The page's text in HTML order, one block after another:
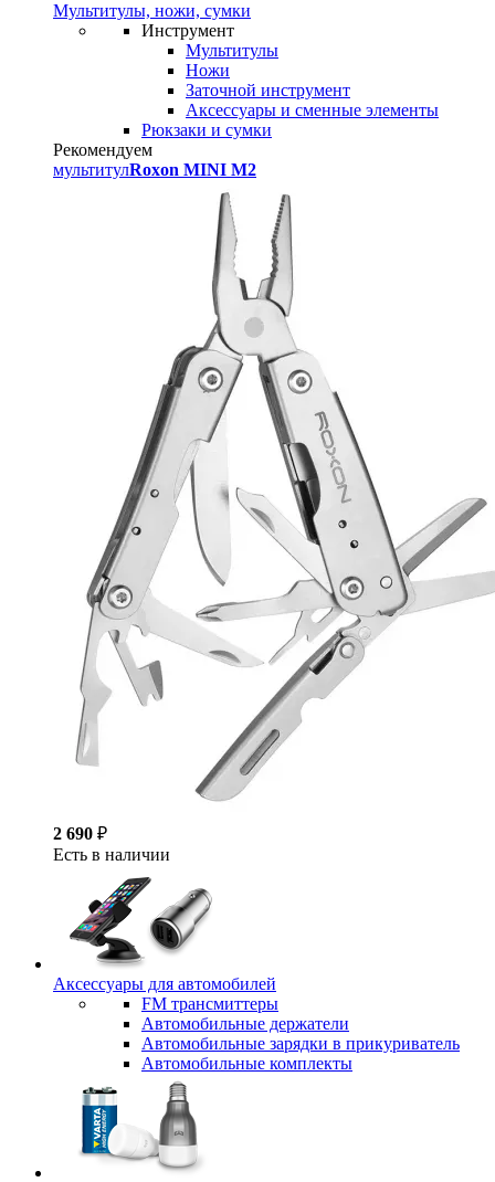
Мультитулы, ножи, сумки
Инструмент
Мультитулы
Ножи
Заточной инструмент
Аксессуары и сменные элементы
Рюкзаки и сумки
Рекомендуем
мультитулRoxon MINI M2
2 690 ₽
Есть в наличии
Аксессуары для автомобилей
FM трансмиттеры
Автомобильные держатели
Автомобильные зарядки в прикуриватель
Автомобильные комплекты